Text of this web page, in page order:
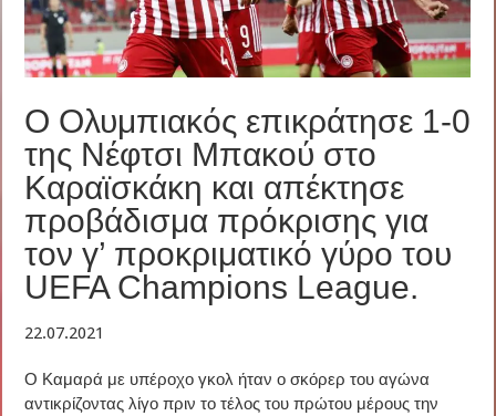
Ο Ολυμπιακός επικράτησε 1-0
της Νέφτσι Μπακού στο
Καραϊσκάκη και απέκτησε
προβάδισμα πρόκρισης για
τον γ’ προκριματικό γύρο του
UEFA Champions League.
22.07.2021
Ο Καμαρά με υπέροχο γκολ ήταν ο σκόρερ του αγώνα
αντικρίζοντας λίγο πριν το τέλος του πρώτου μέρους την